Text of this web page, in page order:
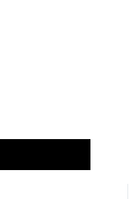
kişi inceledi.